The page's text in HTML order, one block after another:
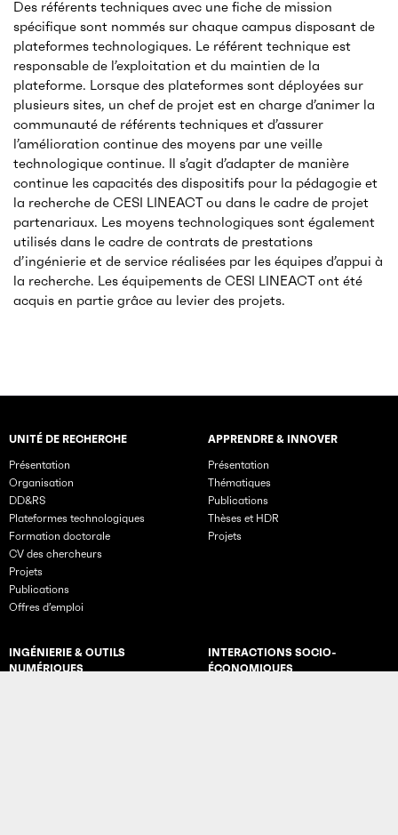
Des référents techniques avec une fiche de mission
spécifique sont nommés sur chaque campus disposant de
plateformes technologiques. Le référent technique est
responsable de l’exploitation et du maintien de la
plateforme. Lorsque des plateformes sont déployées sur
plusieurs sites, un chef de projet est en charge d’animer la
communauté de référents techniques et d’assurer
l’amélioration continue des moyens par une veille
technologique continue. Il s’agit d’adapter de manière
continue les capacités des dispositifs pour la pédagogie et
la recherche de CESI LINEACT ou dans le cadre de projet
partenariaux. Les moyens technologiques sont également
utilisés dans le cadre de contrats de prestations
d’ingénierie et de service réalisées par les équipes d’appui à
la recherche. Les équipements de CESI LINEACT ont été
acquis en partie grâce au levier des projets.
Rubriques principales du site
UNITÉ DE RECHERCHE
Présentation
Organisation
DD&RS
Plateformes technologiques
Formation doctorale
CV des chercheurs
Projets
Publications
Offres d’emploi
APPRENDRE & INNOVER
Présentation
Thématiques
Publications
Thèses et HDR
Projets
INGÉNIERIE & OUTILS
NUMÉRIQUES
INTERACTIONS SOCIO-
ÉCONOMIQUES